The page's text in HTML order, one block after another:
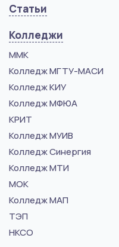
Статьи
Колледжи
ММК
Колледж МГТУ-МАСИ
Колледж КИУ
Колледж МФЮА
КРИТ
Колледж МУИВ
Колледж Синергия
Колледж МТИ
МОК
Колледж МАП
ТЭП
НКСО